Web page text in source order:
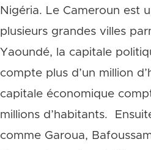
Nigéria. Le Cameroun est
plusieurs grandes villes
Yaoundé, la capitale
compte plus d’un million
capitale économique
millions d’habitants.
comme Garoua,